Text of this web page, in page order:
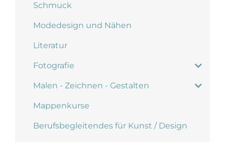
Schmuck
Modedesign und Nähen
Literatur
Fotografie
Malen - Zeichnen - Gestalten
Mappenkurse
Berufsbegleitendes für Kunst / Design